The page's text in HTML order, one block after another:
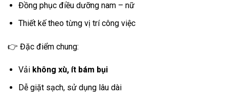
Đồng phục điều dưỡng nam – nữ
Thiết kế theo từng vị trí công việc
👉 Đặc điểm chung:
Vải không xù, ít bám bụi
Dễ giặt sạch, sử dụng lâu dài